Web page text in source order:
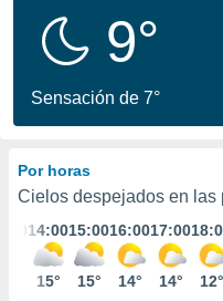
calidad.
a este
las
y
digital
basada
9°
Sensación de 7°
Por horas
Cielos despejados en las
14:00
15°
15:00
15°
16:00
14°
17:00
14° 12°